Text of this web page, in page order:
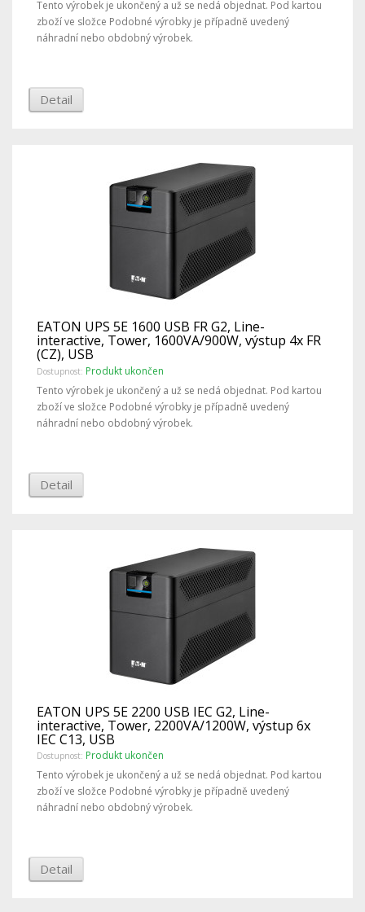
Tento výrobek je ukončený a už se nedá objednat. Pod kartou
zboží ve složce Podobné výrobky je případně uvedený
náhradní nebo obdobný výrobek.
Detail
EATON UPS 5E 1600 USB FR G2, Line-
interactive, Tower, 1600VA/900W, výstup 4x FR
(CZ), USB
Dostupnost: Produkt ukončen
Tento výrobek je ukončený a už se nedá objednat. Pod kartou
zboží ve složce Podobné výrobky je případně uvedený
náhradní nebo obdobný výrobek.
Detail
EATON UPS 5E 2200 USB IEC G2, Line-
interactive, Tower, 2200VA/1200W, výstup 6x
IEC C13, USB
Dostupnost: Produkt ukončen
Tento výrobek je ukončený a už se nedá objednat. Pod kartou
zboží ve složce Podobné výrobky je případně uvedený
náhradní nebo obdobný výrobek.
Detail